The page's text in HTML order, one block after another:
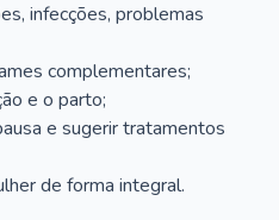
infecções, problemas
complementares;
e o parto;
e sugerir tratamentos
de forma integral.